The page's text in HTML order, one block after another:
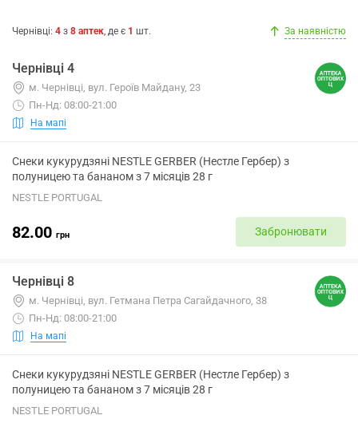
Чернівці: 4 з 8 аптек, де є 1 шт. За наявністю
Чернівці 4
м. Чернівці, вул. Героїв Майдану, 23
Пн-Нд: 08:00-21:00
На мапі
Снеки кукурудзяні NESTLE GERBER (Нестле Гербер) з
полуницею та бананом з 7 місяців 28 г
NESTLE PORTUGAL
82.00 грн Забронювати
Чернівці 8
м. Чернівці, вул. Гетмана Петра Сагайдачного, 38
Пн-Нд: 08:00-21:00
На мапі
Снеки кукурудзяні NESTLE GERBER (Нестле Гербер) з
полуницею та бананом з 7 місяців 28 г
NESTLE PORTUGAL